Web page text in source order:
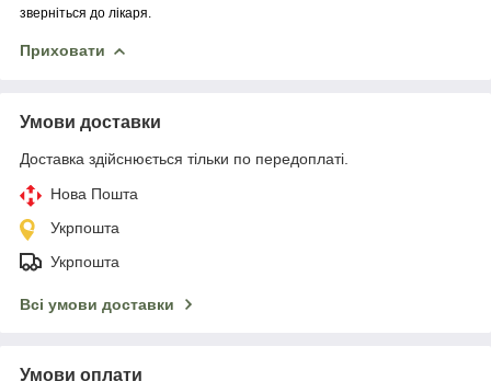
зверніться до лікаря.
Приховати
Умови доставки
Доставка здійснюється тільки по передоплаті.
Нова Пошта
Укрпошта
Укрпошта
Всі умови доставки
Умови оплати